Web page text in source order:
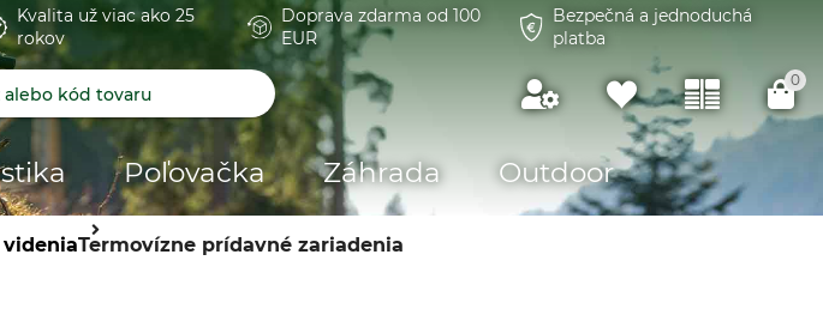
Kvalita už viac ako 25
rokov
Doprava zdarma od 100
EUR
Bezpečná a jednoduchá
platba
0
Poľovačka Záhrada Outdoor
videniaTermovízne prídavné zariadenia